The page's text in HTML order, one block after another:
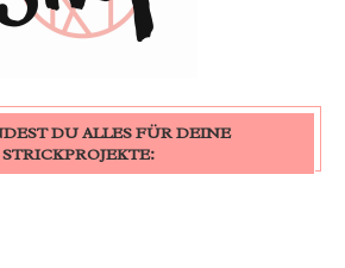
DU ALLES FÜR DEINE
STRICKPROJEKTE: